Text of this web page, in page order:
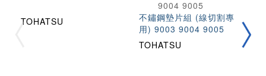
TOHATSU
不鏽鋼墊片組 (線切割專
用) 9003 9004 9005
TOHATSU